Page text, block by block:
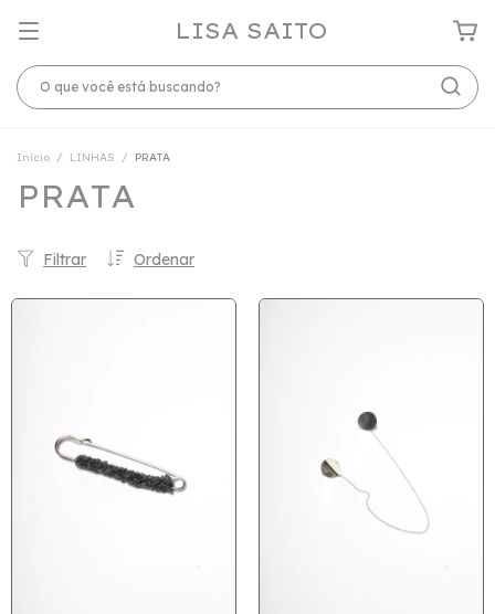
LISA SAITO
Início / LINHAS / PRATA
PRATA
Ordenar
Filtrar